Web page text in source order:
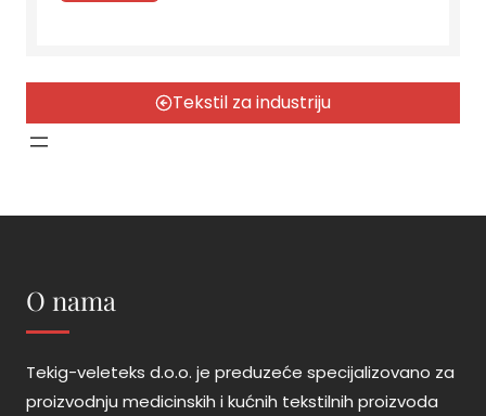
Tekstil za industriju
O nama
Tekig-veleteks d.o.o. je preduzeće specijalizovano za
proizvodnju medicinskih i kućnih tekstilnih proizvoda